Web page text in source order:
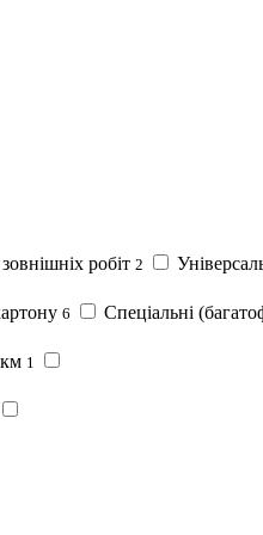
робіт 2
6 Спеціальні
1